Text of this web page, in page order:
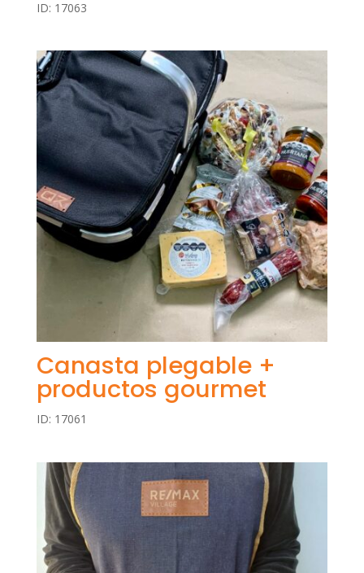
ID: 17063
Canasta plegable +
productos gourmet
ID: 17061